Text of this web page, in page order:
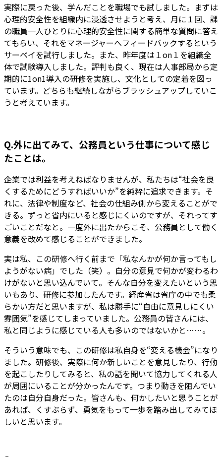
実際に戻った後、学んだことを職場でも試しました。まずは
心理的安全性を組織内に浸透させようと考え、月に１回、課
の職員一人ひとりに心理的安全性に関する簡単な質問に答え
てもらい、それをマネージャーへフィードバックするという
サーベイを試行しました。また、昨年度は１on１を組織全
体で試験導入しました。評判も良く、現在は人事部局から定
期的に1on1導入の研修を実施し、文化としての定着を図っ
ています。どちらも継続しながらブラッシュアップしていこ
うと考えています。
Q.外に出てみて、公務員という仕事について感じ
たことは。
企業では利益を考えねばなりませんが、私たちは“社会を良
くするためにどうすればいいか”を純粋に追求できます。そ
れに、法律や制度など、社会の仕組み側から変えることがで
きる。ずっと省内にいると感じにくいのですが、それってす
ごいことだなと。一度外に出たからこそ、公務員として働く
意義を改めて感じることができました。
実は私、この研修へ行く前まで「私なんかが何か言ってもし
ようがない病」でした（笑）。自分の意見で何かが変わるわ
けがないと思い込んでいて。そんな自分を変えたいという思
いもあり、研修に参加したんです。経産省は省庁の中でも柔
らかい方だと思いますが、私は勝手に“自由に意見しにくい
雰囲気”を感じてしまっていました。公務員の皆さんには、
私と同じように感じている人も多いのではないかと……。
そういう意味でも、この研修は私自身を“変える機会”になり
ました。研修後、実際に何か新しいことを意見したり、行動
を起こしたりしてみると、私の話を聞いて協力してくれる人
が周囲にいることが分かったんです。つまり動きを阻んでい
たのは自分自身だった。皆さんも、何かしたいと思うことが
あれば、くすぶらず、勇気をもって一歩を踏み出してみてほ
しいと思います。